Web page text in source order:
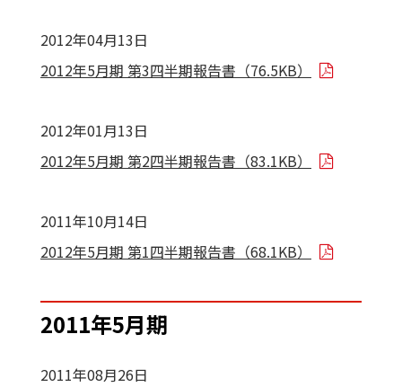
2012年04月13日
2012年5月期 第3四半期報告書（76.5KB）
2012年01月13日
2012年5月期 第2四半期報告書（83.1KB）
2011年10月14日
2012年5月期 第1四半期報告書（68.1KB）
2011年5月期
2011年08月26日